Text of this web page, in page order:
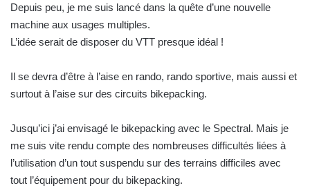
Depuis peu, je me suis lancé dans la quête d’une nouvelle
machine aux usages multiples.
L’idée serait de disposer du VTT presque idéal !
Il se devra d’être à l’aise en rando, rando sportive, mais aussi et
surtout à l’aise sur des circuits bikepacking.
Jusqu’ici j’ai envisagé le bikepacking avec le Spectral. Mais je
me suis vite rendu compte des nombreuses difficultés liées à
l’utilisation d’un tout suspendu sur des terrains difficiles avec
tout l’équipement pour du bikepacking.